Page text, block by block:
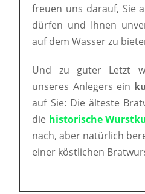
freuen uns darauf, Sie
dürfen und Ihnen
auf dem Wasser zu
Und zu guter Letzt
unseres Anlegers ein
auf Sie: Die älteste
die historische
nach, aber natürlich
einer köstlichen